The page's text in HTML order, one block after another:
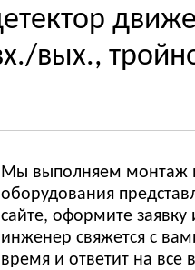
вых.,
Мы выполняем монтаж
оборудования
сайте, оформите
инженер свяжется с
время и ответит на все